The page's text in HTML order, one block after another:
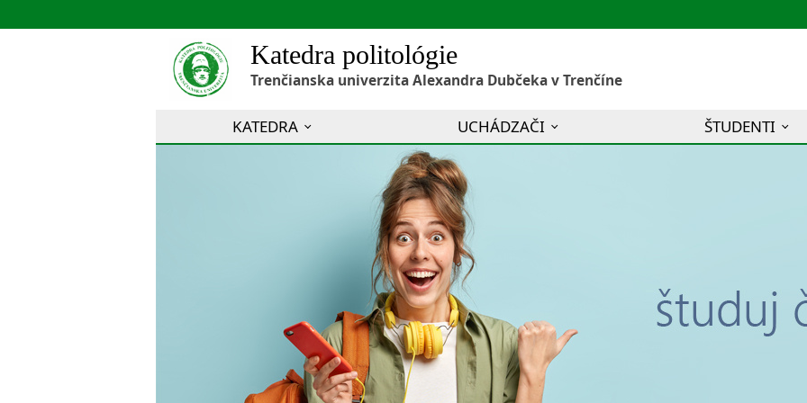
Katedra politológie
Trenčianska univerzita Alexandra Dubčeka v Trenčíne
KATEDRA UCHÁDZAČI ŠTUDENTI